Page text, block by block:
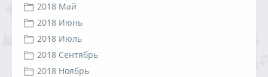
2018 Май
2018 Июнь
2018 Июль
2018 Сентябрь
2018 Ноябрь